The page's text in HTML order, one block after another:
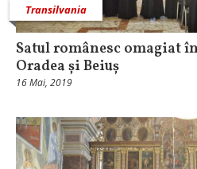
Transilvania
Satul românesc omagiat
Oradea și Beiuș
16 Mai, 2019